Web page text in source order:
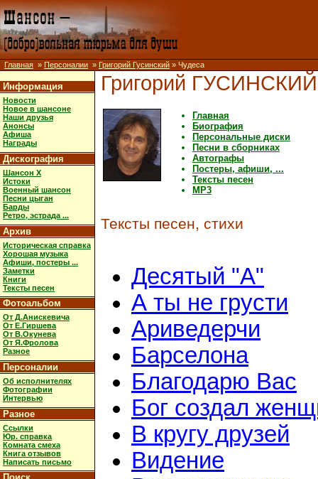
Главная » Персоналии » Григорий Гусинский » Чудеса
Информация
Новости
Новое в шансоне
Наши друзья
Анонсы
Афиша
Награды
Дискография
Шансон X
Истоки
Военный шансон
Песни цыган
Барды
Ретро, эстрада ...
Архив
Историческая справка
Хорошая музыка
Афиши, постеры ...
Заметки
Книги
Тексты песен
Фотоальбом
От Д.Анискевича
От Е.Гиршева
От В.Окунева
От Я.Фролова
Разное
Персоналии
Об исполнителях
Фотографии
Интервью
Разное
Ссылки
Юр. справка
Комната смеха
Книга отзывов
Написать письмо
Григорий ГУСИНСКИЙ
Главная
Биография
Персональные диски
Песни в сборниках
Автографы
Постеры, афиши, ...
Тексты песен
MP3
Тексты песен, стихи
Десятый "А"
А ты не грусти
Ариведерчи
Барселона
Благодарю Вас
Бог создал
В кругу друзей
Видение